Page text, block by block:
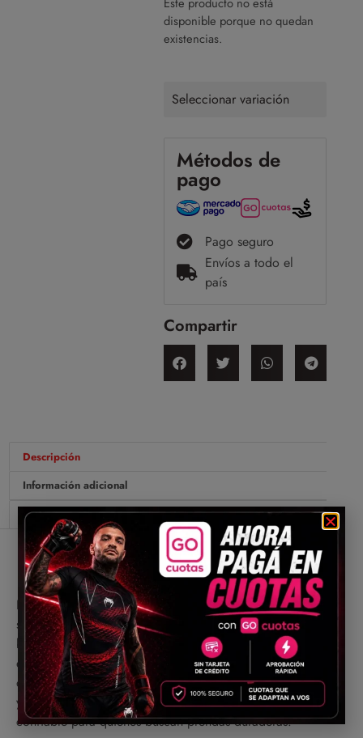
disponible porque no quedan
existencias.
Seleccionar variación
Métodos de
pago
Pago seguro
Envíos a todo el
país
Compartir
Descripción
Información adicional
Valoraciones (0)
Descripción
No importa cuán intensas sean sus actividades, este
sostén se mantendrá ajustado y en su lugar,
brindándole el apoyo que necesita durante su
entrenamiento. Confeccionado con tejido Premium
de alta calidad, compuesto por un 85% de poliamida
y un 15% de elastano, el Top Venum es una opción
confiable para quienes buscan prendas duraderas.